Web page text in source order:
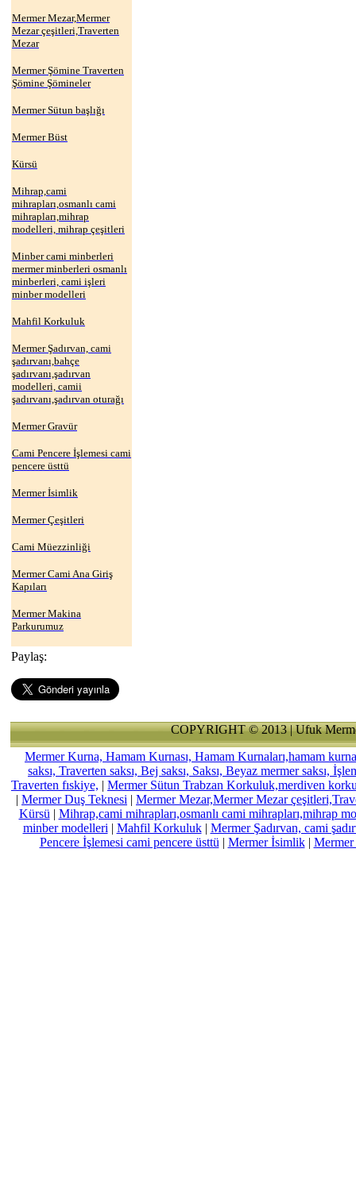
Mermer Mezar,Mermer
Mezar çeşitleri,Traverten
Mezar
Mermer Şömine Traverten
Şömine Şömineler
Mermer Sütun başlığı
Mermer Büst
Kürsü
Mihrap,cami
mihrapları,osmanlı cami
mihrapları,mihrap
modelleri, mihrap çeşitleri
Minber cami minberleri
mermer minberleri osmanlı
minberleri, cami işleri
minber modelleri
Mahfil Korkuluk
Mermer Şadırvan, cami
şadırvanı,bahçe
şadırvanı,şadırvan
modelleri, camii
şadırvanı,şadırvan oturağı
Mermer Gravür
Cami Pencere İşlemesi cami
pencere üsttü
Mermer İsimlik
Mermer Çeşitleri
Cami Müezzinliği
Mermer Cami Ana Giriş
Kapıları
Mermer Makina
Parkurumuz
Paylaş:
COPYRIGHT © 2013 | Ufuk
Mermer Kurna, Hamam Kurnası, Hamam Kurnaları,hamam
saksı, Traverten saksı, Bej saksı, Saksı, Beyaz mermer saksı,
Traverten fıskiye, | Mermer Sütun Trabzan Korkuluk,merdiven
| Mermer Duş Teknesi | Mermer Mezar,Mermer Mezar
Kürsü | Mihrap,cami mihrapları,osmanlı cami mihrapları,mihrap
minber modelleri | Mahfil Korkuluk| Mermer Şadırvan, cami
Pencere İşlemesi cami pencere üsttü | Mermer İsimlik|